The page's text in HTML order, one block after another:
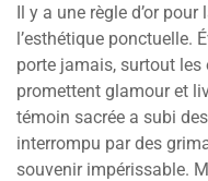
Il y a une règle d’or
l’esthétique ponctuelle.
porte jamais, surtout
promettent glamour et
témoin sacrée a subi
interrompu par des
souvenir impérissable.